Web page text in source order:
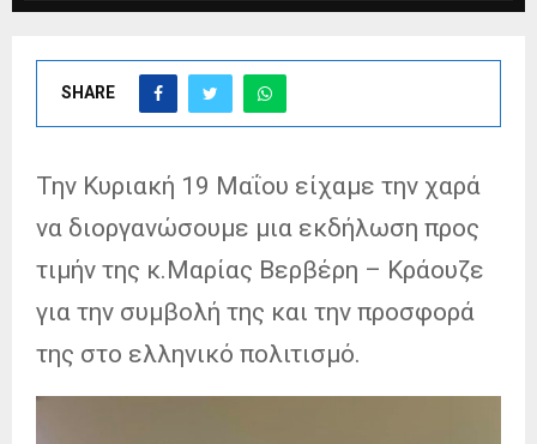
SHARE
Την Κυριακή 19 Μαΐου είχαμε την χαρά
να διοργανώσουμε μια εκδήλωση προς
τιμήν της κ.Μαρίας Βερβέρη – Κράουζε
για την συμβολή της και την προσφορά
της στο ελληνικό πολιτισμό.